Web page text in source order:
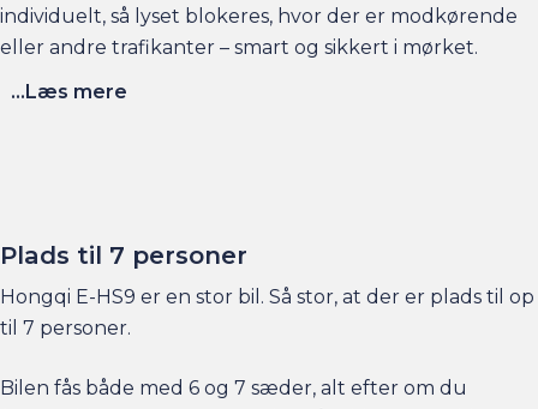
individuelt, så lyset blokeres, hvor der er modkørende
eller andre trafikanter – smart og sikkert i mørket.
...Læs mere
Plads til 7 personer
Hongqi E-HS9 er en stor bil. Så stor, at der er plads til op
til 7 personer.
Bilen fås både med 6 og 7 sæder, alt efter om du